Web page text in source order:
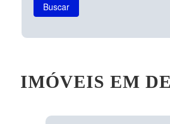
IMÓVEIS EM